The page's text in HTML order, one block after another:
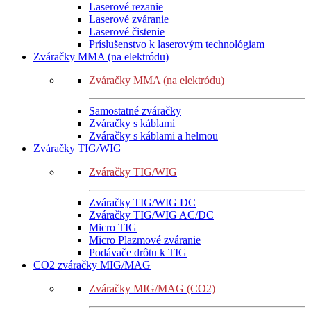
Laserové rezanie
Laserové zváranie
Laserové čistenie
Príslušenstvo k laserovým technológiam
Zváračky MMA (na elektródu)
Zváračky MMA (na elektródu)
Samostatné zváračky
Zváračky s káblami
Zváračky s káblami a helmou
Zváračky TIG/WIG
Zváračky TIG/WIG
Zváračky TIG/WIG DC
Zváračky TIG/WIG AC/DC
Micro TIG
Micro Plazmové zváranie
Podávače drôtu k TIG
CO2 zváračky MIG/MAG
Zváračky MIG/MAG (CO2)